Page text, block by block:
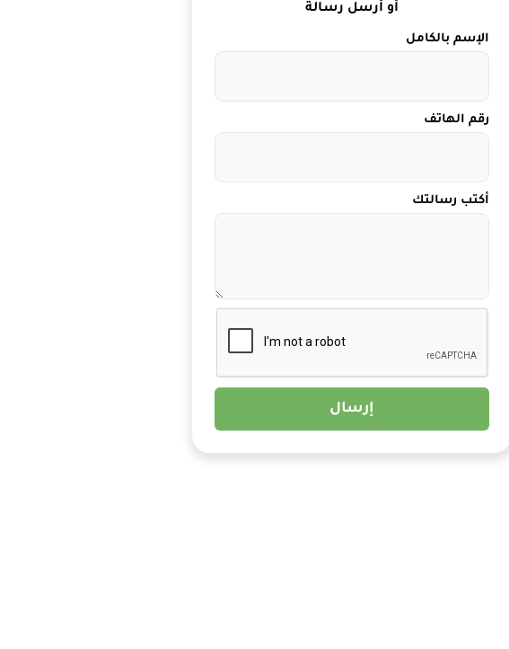
أو أرسل رسالة
الإسم بالكامل
رقم الهاتف
أكتب رسالتك
إرسال